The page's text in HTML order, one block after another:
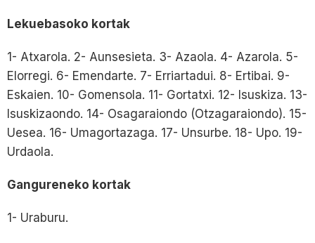
Lekuebasoko kortak
1- Atxarola. 2- Aunsesieta. 3- Azaola. 4- Azarola. 5-
Elorregi. 6- Emendarte. 7- Erriartadui. 8- Ertibai. 9-
Eskaien. 10- Gomensola. 11- Gortatxi. 12- Isuskiza. 13-
Isuskizaondo. 14- Osagaraiondo (Otzagaraiondo). 15-
Uesea. 16- Umagortazaga. 17- Unsurbe. 18- Upo. 19-
Urdaola.
Gangureneko kortak
1- Uraburu.